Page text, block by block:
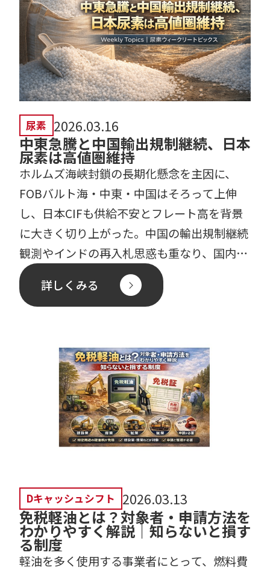
尿素 2026.03.16
中東急騰と中国輸出規制継続、日本
尿素は高値圏維持
ホルムズ海峡封鎖の長期化懸念を主因に、
FOBバルト海・中東・中国はそろって上伸
し、日本CIFも供給不安とフレート高を背景
に大きく切り上がった。中国の輸出規制継続
観測やインドの再入札思惑も重なり、国内で
は国産尿素への依存意 […]
詳しくみる
Dキャッシュシフト 2026.03.13
免税軽油とは？対象者・申請方法を
わかりやすく解説｜知らないと損す
る制度
軽油を多く使用する事業者にとって、燃料費